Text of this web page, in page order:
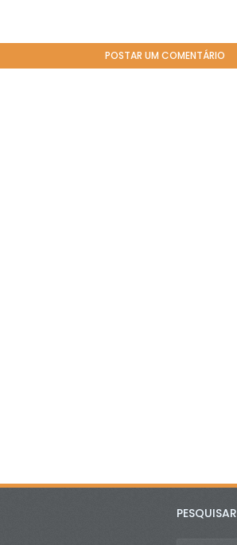
POSTAR UM COMENTÁRIO
PESQUISAR